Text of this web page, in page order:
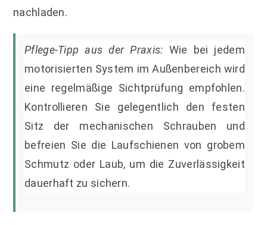
nachladen.
Pflege-Tipp aus der Praxis: Wie bei jedem
motorisierten System im Außenbereich wird
eine regelmäßige Sichtprüfung empfohlen.
Kontrollieren Sie gelegentlich den festen
Sitz der mechanischen Schrauben und
befreien Sie die Laufschienen von grobem
Schmutz oder Laub, um die Zuverlässigkeit
dauerhaft zu sichern.